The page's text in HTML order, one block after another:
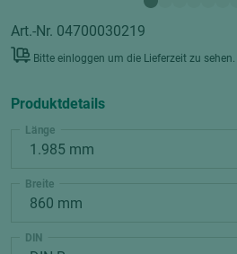
Art.-Nr. 04700030219
Bitte einloggen um die Lieferzeit zu sehen.
Produktdetails
Länge
Breite
DIN